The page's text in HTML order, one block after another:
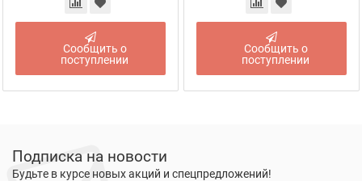
Сообщить о
поступлении
Сообщить о
поступлении
Подписка на новости
Будьте в курсе новых акций и спецпредложений!